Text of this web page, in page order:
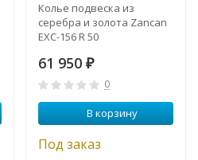
Колье подвеска из
серебра и золота Zancan
EXC-156 R 50
61 950 ₽
0
В корзину
Под заказ